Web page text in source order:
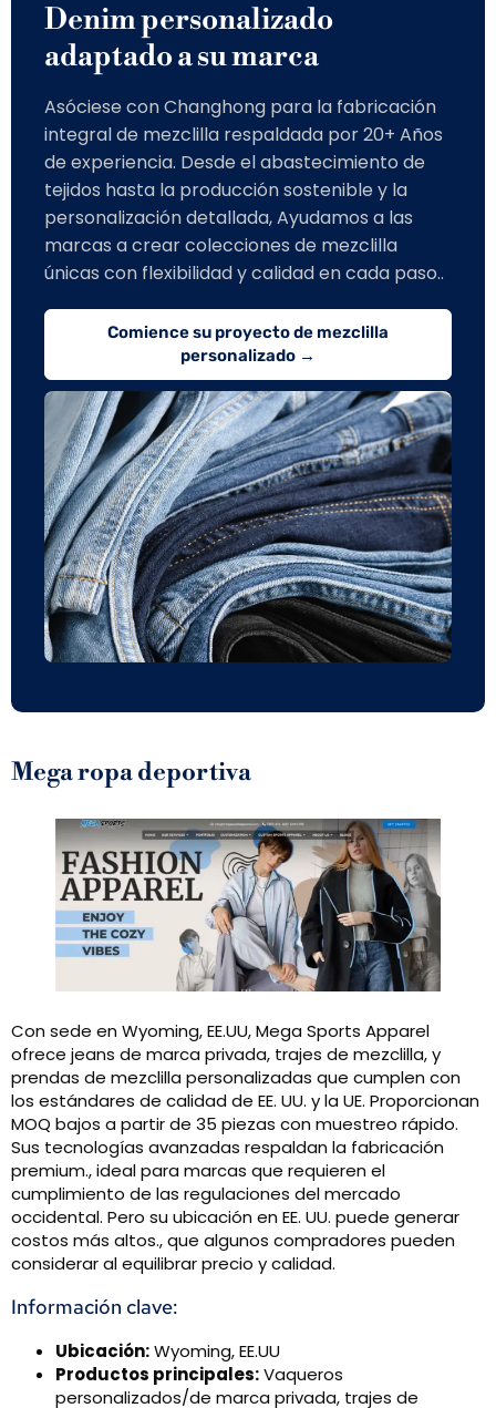
Denim personalizado
adaptado a su marca
Asóciese con Changhong para la fabricación
integral de mezclilla respaldada por 20+ Años
de experiencia. Desde el abastecimiento de
tejidos hasta la producción sostenible y la
personalización detallada, Ayudamos a las
marcas a crear colecciones de mezclilla
únicas con flexibilidad y calidad en cada paso..
Comience su proyecto de mezclilla
personalizado →
Mega ropa deportiva
Con sede en Wyoming, EE.UU, Mega Sports Apparel
ofrece jeans de marca privada, trajes de mezclilla, y
prendas de mezclilla personalizadas que cumplen con
los estándares de calidad de EE. UU. y la UE. Proporcionan
MOQ bajos a partir de 35 piezas con muestreo rápido.
Sus tecnologías avanzadas respaldan la fabricación
premium., ideal para marcas que requieren el
cumplimiento de las regulaciones del mercado
occidental. Pero su ubicación en EE. UU. puede generar
costos más altos., que algunos compradores pueden
considerar al equilibrar precio y calidad.
Información clave:
Ubicación:Wyoming, EE.UU
Productos principales:Vaqueros
personalizados/de marca privada, trajes de